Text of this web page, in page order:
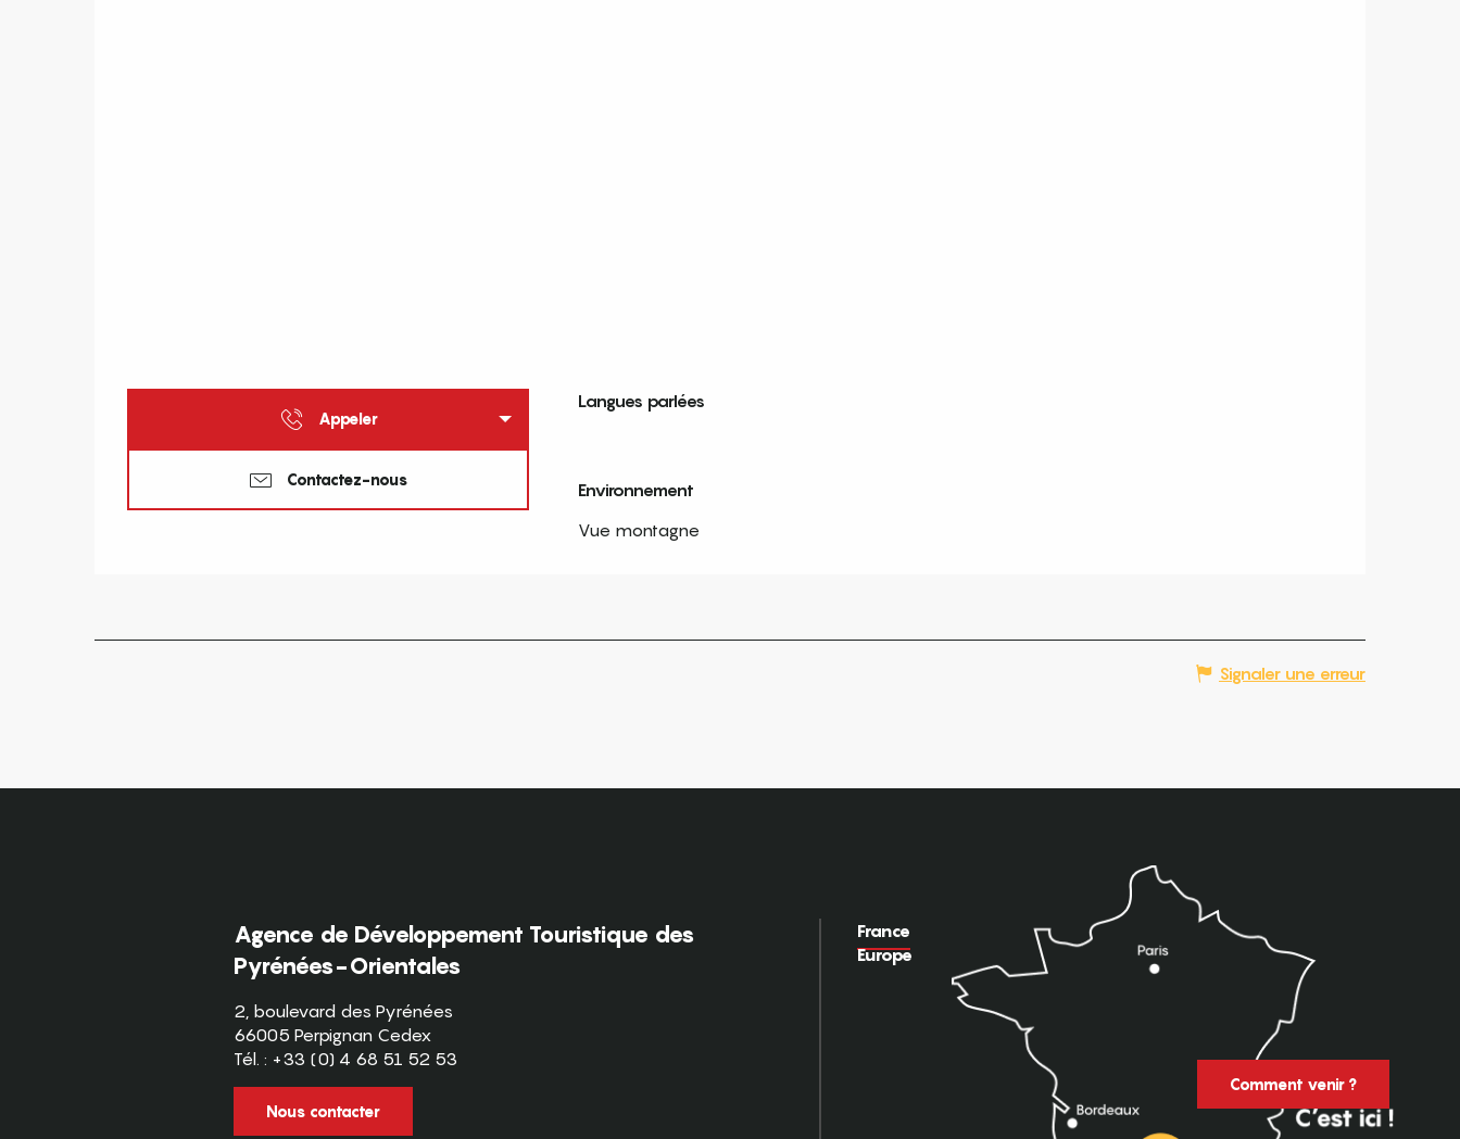
Appeler
Contactez-nous
Langues parlées
Langues parlées
Environnement
Environnement
Vue montagne
Signaler une erreur
Agence de Développement Touristique des
Pyrénées-Orientales
2, boulevard des Pyrénées
66005 Perpignan Cedex
Tél. : +33 (0) 4 68 51 52 53
Nous contacter
France
Europe
Comment venir ?